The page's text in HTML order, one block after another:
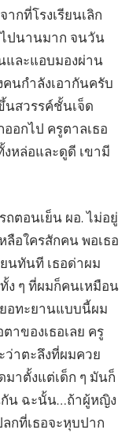
กที่โรงเรียนเลิก
ไปนานมาก จนวัน
และแอบมองผ่าน
นกำลังเอากันครับ
นสวรรค์ชั้นเจ็ด
อกไป ครูตาลเธอ
หล่อและดูดี เขามี
ถตอนเย็น ผอ. ไม่อยู่
อใครสักคน พอเธอ
นทันที เธอด่าผม
ง ๆ ที่ผมก็คนเหมือน
อทะยานแบบนี้ผม
าของเธอเลย ครู
ว่าตะลึงที่ผมควย
มาตั้งแต่เด็ก ๆ มันก็
กัน ฉะนั้น…ถ้าผู้หญิง
กที่เธอจะหุบปาก